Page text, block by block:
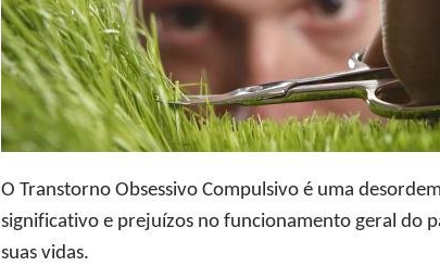
O Transtorno Obsessivo Compulsivo é uma
significativo e prejuízos no funcionamento geral do
suas vidas.